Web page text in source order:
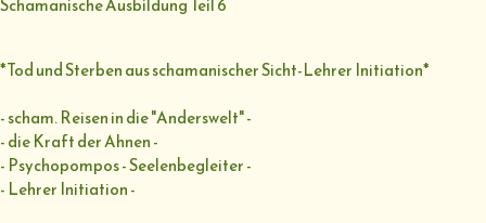
*Tod und Sterben aus schamanischer Sicht-Lehrer Initiation*
- scham. Reisen in die "Anderswelt" -
- die Kraft der Ahnen -
- Psychopompos - Seelenbegleiter -
- Lehrer Initiation -